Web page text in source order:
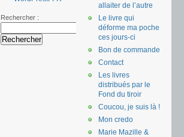
allaiter de l’autre
Le livre qui
déforme ma poche
ces jours-ci
Bon de commande
Contact
Les livres
distribués par le
Fond du tiroir
Coucou, je suis là !
Mon credo
Marie Mazille &
Rechercher :